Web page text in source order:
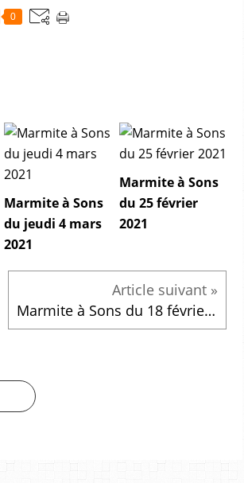
0
Marmite à Sons
du jeudi 4 mars
2021
Marmite à Sons
du 25 février
2021
Marmite à Sons du 18 février 2021